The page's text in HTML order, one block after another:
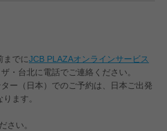
までにJCB PLAZAオンラインサービス
ザ・台北に電話でご連絡ください。
ー（日本）でのご予約は、日本ご出発
ます。
さい。